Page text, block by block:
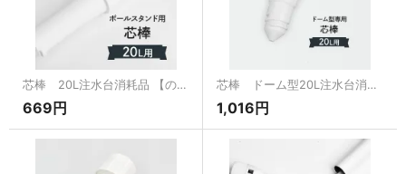
芯棒 20L注水台消耗品 【のぼり用注水台消耗品】[のぼり用品消耗品]
669円
芯棒 ドーム型20L注水台消耗品【のぼり用注水台消耗品】[のぼり用品消耗品]
1,016円